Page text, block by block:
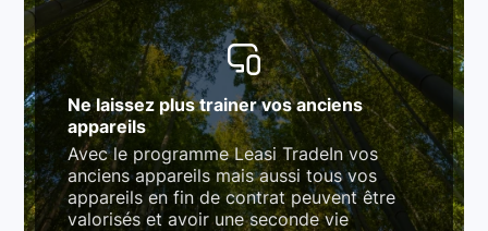
Ne laissez plus trainer vos anciens
appareils
Avec le programme Leasi TradeIn vos
anciens appareils mais aussi tous vos
appareils en fin de contrat peuvent être
valorisés et avoir une seconde vie